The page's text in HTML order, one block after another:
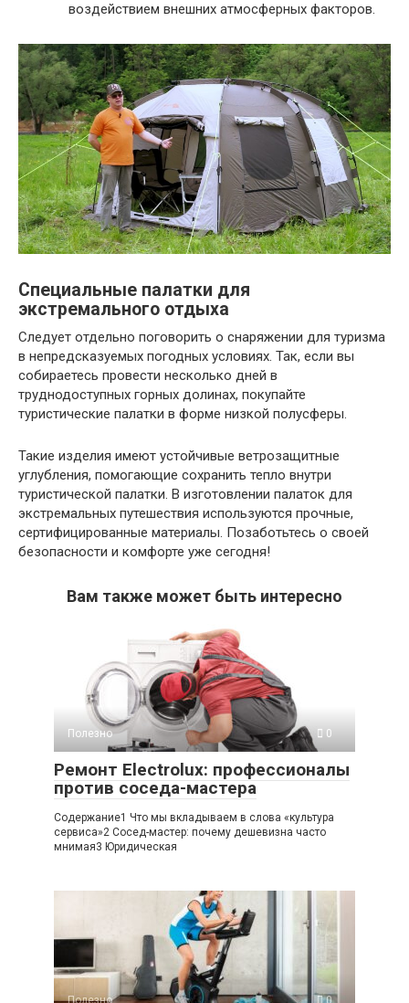
воздействием внешних атмосферных факторов.
Специальные палатки для
экстремального отдыха
Следует отдельно поговорить о снаряжении для туризма
в непредсказуемых погодных условиях. Так, если вы
собираетесь провести несколько дней в
труднодоступных горных долинах, покупайте
туристические палатки в форме низкой полусферы.
Такие изделия имеют устойчивые ветрозащитные
углубления, помогающие сохранить тепло внутри
туристической палатки. В изготовлении палаток для
экстремальных путешествия используются прочные,
сертифицированные материалы. Позаботьтесь о своей
безопасности и комфорте уже сегодня!
Вам также может быть интересно
Полезно 0
Ремонт Electrolux: профессионалы
против соседа-мастера
Содержание1 Что мы вкладываем в слова «культура
сервиса»2 Сосед-мастер: почему дешевизна часто
мнимая3 Юридическая
Полезно 0